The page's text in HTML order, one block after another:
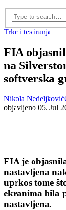
Trke i testiranja
FIA
na
softverska
Nikola Nedeljković
objavljeno 05. Jul
FIA je
nastavljena
uprkos tome
ekranima bila
nastavljena.